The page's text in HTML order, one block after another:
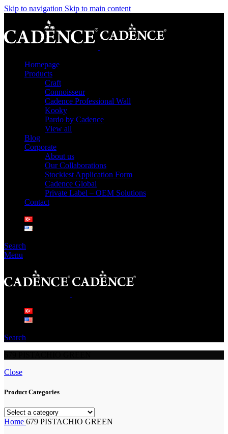
Skip to navigation Skip to main content
Homepage
Products
Craft
Connoisseur
Cadence Professional Wall
Kooky
Pardo by Cadence
View all
Blog
Corporate
About us
Our Collaborations
Stockiest Application Form
Cadence Global
Private Label – OEM Solutions
Contact
Search
Menu
Search
Close
Product Categories
Home 679 PISTACHIO GREEN